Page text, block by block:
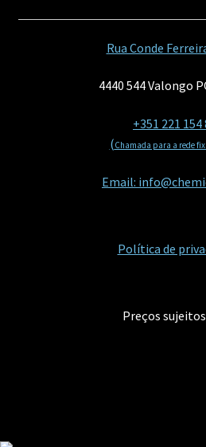
Rua Conde
4440 544 Valongo
+351 221 154
(Chamada para a rede
Email:
Política de
Preços sujeitos